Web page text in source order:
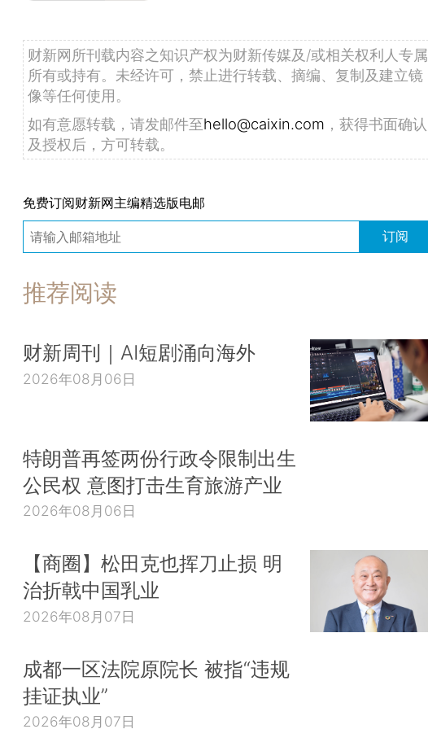
财新网所刊载内容之知识产权为财新传媒及/或相关权利人专属
所有或持有。未经许可，禁止进行转载、摘编、复制及建立镜
像等任何使用。
如有意愿转载，请发邮件至hello@caixin.com ，获得书面确认
及授权后，方可转载。
免费订阅财新网主编精选版电邮
订阅
推荐阅读
财新周刊｜AI短剧涌向海外
2026年08月06日
特朗普再签两份行政令限制出生
公民权 意图打击生育旅游产业
2026年08月06日
【商圈】松田克也挥刀止损 明
治折戟中国乳业
2026年08月07日
成都一区法院原院长 被指“违规
挂证执业”
2026年08月07日